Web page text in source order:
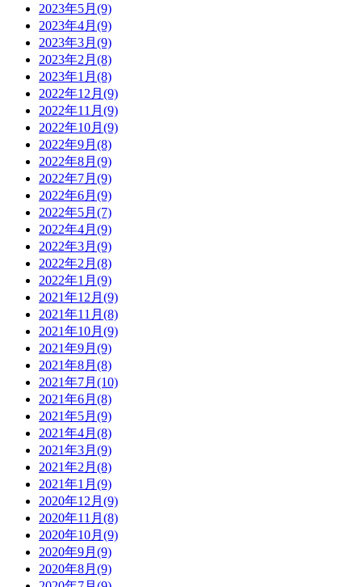
2023年5月(9)
2023年4月(9)
2023年3月(9)
2023年2月(8)
2023年1月(8)
2022年12月(9)
2022年11月(9)
2022年10月(9)
2022年9月(8)
2022年8月(9)
2022年7月(9)
2022年6月(9)
2022年5月(7)
2022年4月(9)
2022年3月(9)
2022年2月(8)
2022年1月(9)
2021年12月(9)
2021年11月(8)
2021年10月(9)
2021年9月(9)
2021年8月(8)
2021年7月(10)
2021年6月(8)
2021年5月(9)
2021年4月(8)
2021年3月(9)
2021年2月(8)
2021年1月(9)
2020年12月(9)
2020年11月(8)
2020年10月(9)
2020年9月(9)
2020年8月(9)